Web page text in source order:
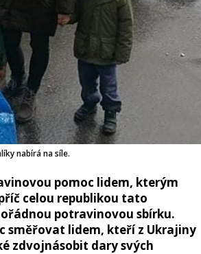
nabírá na síle.
pomoc lidem, kterým
celou republikou tato
potravinovou sbírku.
směřovat lidem, kteří z Ukrajiny
zdvojnásobit dary svých